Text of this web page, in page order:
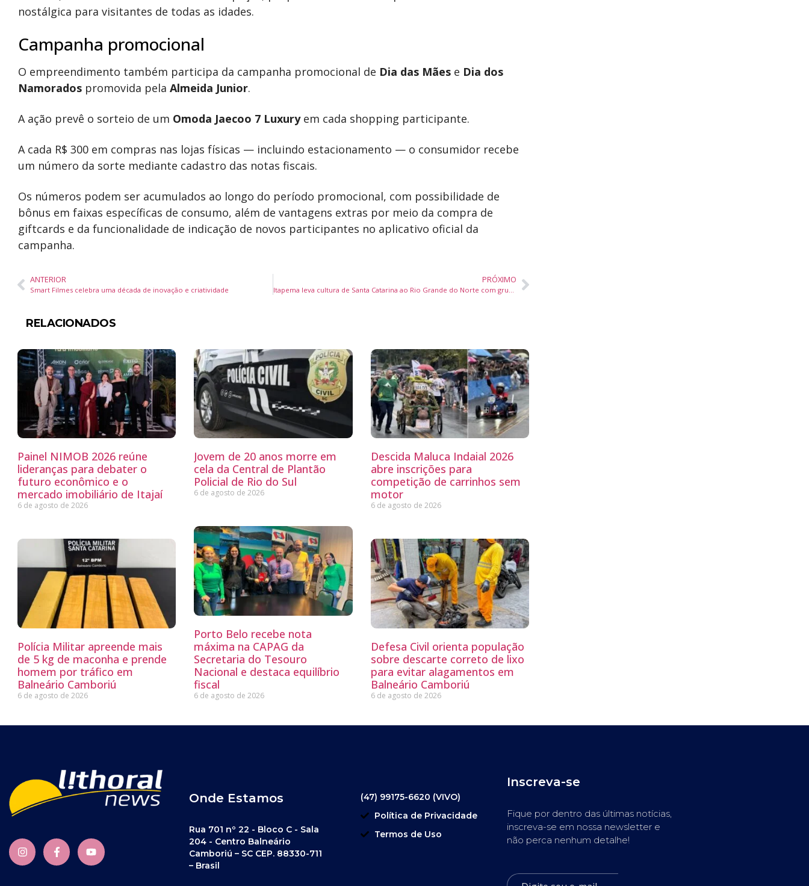
nostálgica para visitantes de todas as idades.
Campanha promocional
O empreendimento também participa da campanha promocional de Dia das Mães e Dia dos
Namorados promovida pela Almeida Junior.
A ação prevê o sorteio de um Omoda Jaecoo 7 Luxuryem cada shopping participante.
A cada R$ 300 em compras nas lojas físicas — incluindo estacionamento — o consumidor recebe
um número da sorte mediante cadastro das notas fiscais.
Os números podem ser acumulados ao longo do período promocional, com possibilidade de
bônus em faixas específicas de consumo, além de vantagens extras por meio da compra de
giftcards e da funcionalidade de indicação de novos participantes no aplicativo oficial da
campanha.
ANTERIOR
Smart Filmes celebra uma década de inovação e criatividade
PRÓXIMO
Itapema leva cultura de Santa Catarina ao Rio Grande do Norte com grupo em festivais nacional e internacional de folclore
RELACIONADOS
Painel NIMOB 2026 reúne
lideranças para debater o
futuro econômico e o
mercado imobiliário de Itajaí
6 de agosto de 2026
Jovem de 20 anos morre em
cela da Central de Plantão
Policial de Rio do Sul
6 de agosto de 2026
Descida Maluca Indaial 2026
abre inscrições para
competição de carrinhos sem
motor
6 de agosto de 2026
Polícia Militar apreende mais
de 5 kg de maconha e prende
homem por tráfico em
Balneário Camboriú
6 de agosto de 2026
Porto Belo recebe nota
máxima na CAPAG da
Secretaria do Tesouro
Nacional e destaca equilíbrio
fiscal
6 de agosto de 2026
Defesa Civil orienta população
sobre descarte correto de lixo
para evitar alagamentos em
Balneário Camboriú
6 de agosto de 2026
Onde Estamos
Rua 701 nº 22 - Bloco C - Sala
204 - Centro Balneário
Camboriú – SC CEP. 88330-711
– Brasil
(47) 99175-6620 (VIVO)
Política de Privacidade
Termos de Uso
Inscreva-se
Fique por dentro das últimas notícias,
inscreva-se em nossa newsletter e
não perca nenhum detalhe!